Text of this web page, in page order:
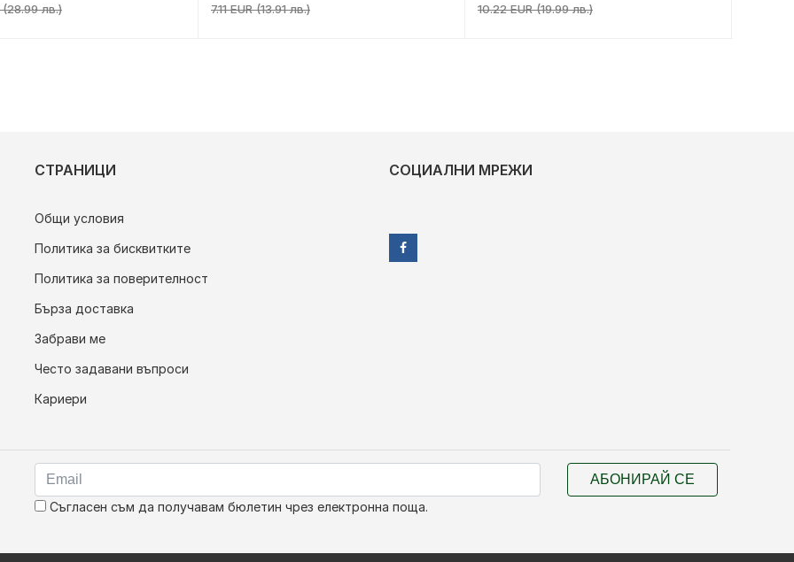
(28.99 лв.) 7.11 EUR (13.91 лв.) 10.22 EUR (19.99 лв.)
СТРАНИЦИ
Общи условия
Политика за бисквитките
Политика за поверителност
Бърза доставка
Забрави ме
Често задавани въпроси
Кариери
СОЦИАЛНИ МРЕЖИ
Съгласен съм да получавам бюлетин чрез електронна поща.
АБОНИРАЙ СЕ